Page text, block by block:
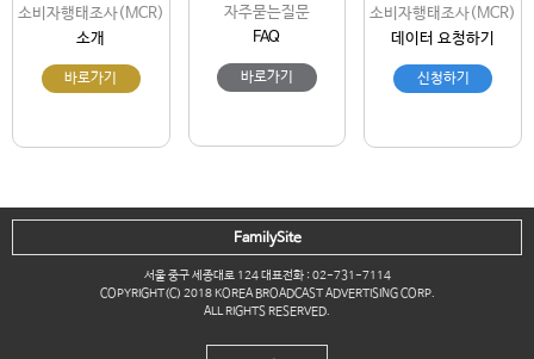
소비자행태조사(MCR)
소개
바로가기
자주묻는질문
FAQ
바로가기
소비자행태조사(MCR)
데이터 요청하기
신청하기
서울 중구 세종대로 124 대표전화 : 02-731-7114
COPYRIGHT(C) 2018 KOREA BROADCAST ADVERTISING CORP.
ALL RIGHTS RESERVED.
FamilySite